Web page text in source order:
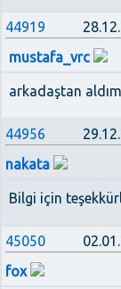
44919
mustafa_vrc
arkadaştan
44956
nakata
Bilgi için
45050
fox